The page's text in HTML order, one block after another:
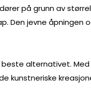
på grunn av
jevne åpningen
alternativet.